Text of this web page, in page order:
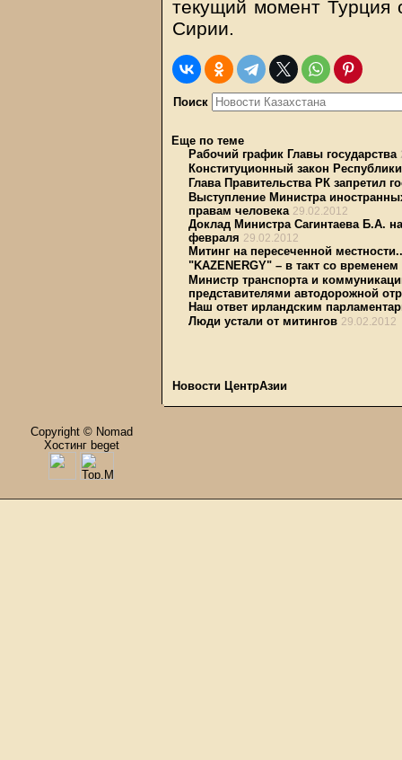
текущий момент Турция
Сирии.
Поиск
Еще по теме
Рабочий график Главы государства
Конституционный закон Республики
Глава Правительства РК запретил
Выступление Министра
правам человека 29.02.2012
Доклад Министра Сагинтаева Б.А.
февраля 29.02.2012
Митинг на пересеченной
"KAZENERGY" – в такт со временем
Министр транспорта и
представителями автодорожной
Наш ответ ирландским
Люди устали от митингов 29.02.2012
Новости ЦентрАзии
Copyright © Nomad
Хостинг beget